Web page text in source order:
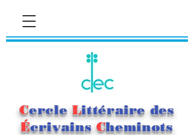
Cercle Littéraire des
Écrivains Cheminots